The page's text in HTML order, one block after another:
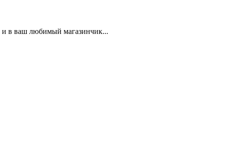
и в ваш любимый магазинчик...